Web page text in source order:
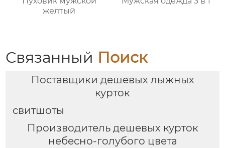
желтый
Связанный Поиск
Поставщики дешевых лыжных
курток
свитшоты
Производитель дешевых курток
небесно-голубого цвета